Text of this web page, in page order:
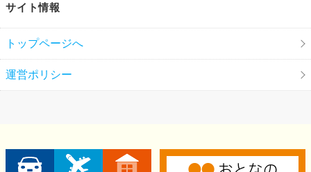
サイト情報
トップページへ
運営ポリシー